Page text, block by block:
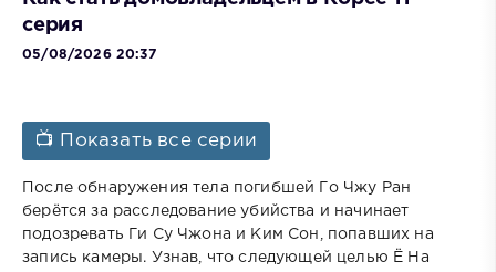
серия
05/08/2026 20:37
📺 Показать все серии
После обнаружения тела погибшей Го Чжу Ран
берётся за расследование убийства и начинает
подозревать Ги Су Чжона и Ким Сон, попавших на
запись камеры. Узнав, что следующей целью Ё На